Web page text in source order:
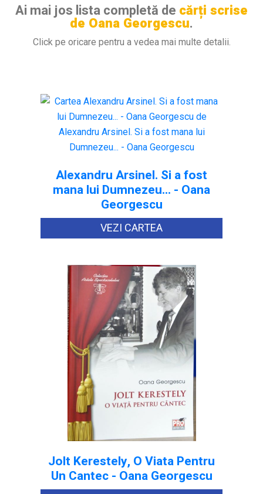
Ai mai jos lista completă de cărți scrise
de Oana Georgescu.
Click pe oricare pentru a vedea mai multe detalii.
Alexandru Arsinel. Si a fost
mana lui Dumnezeu... - Oana
Georgescu
VEZI CARTEA
Jolt Kerestely, O Viata Pentru
Un Cantec - Oana Georgescu